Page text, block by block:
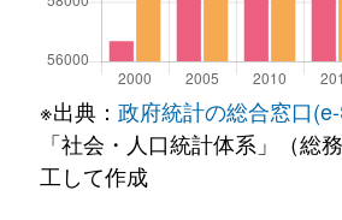
※出典： 政府統計の総合窓口
「社会・人口統計体系」（総
工して作成